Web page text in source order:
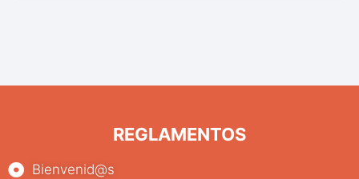
REGLAMENTOS
Bienvenid@s